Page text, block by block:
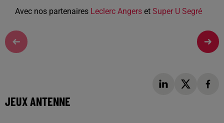
Avec nos partenaires Leclerc Angers et Super U Segré
JEUX ANTENNE